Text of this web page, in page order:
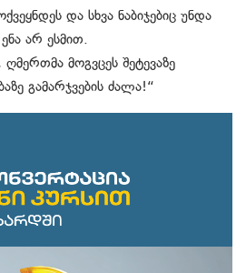
და სხვა ნაბიჯებიც უნდა
არ ესმით.
მოგვცეს შეტევაზე
გამარჯვების ძალა!“